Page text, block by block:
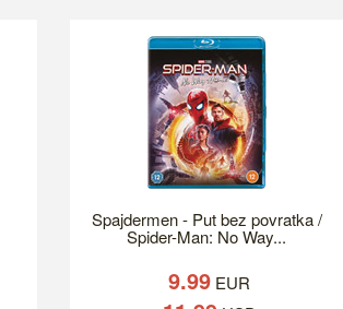
Spajdermen - Put bez povratka /
Spider-Man: No Way...
9.99 EUR